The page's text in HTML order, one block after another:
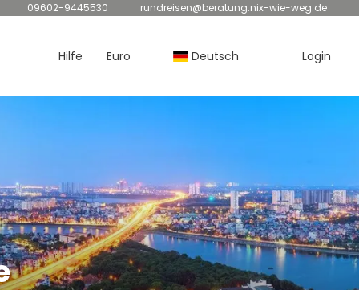
09602-9445530 rundreisen@beratung.nix-wie-weg.de
Hilfe Euro Deutsch Login